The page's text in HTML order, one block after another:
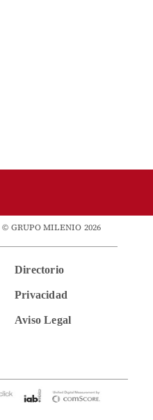
© GRUPO MILENIO 2026
Directorio
Privacidad
Aviso Legal